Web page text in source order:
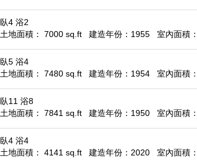
臥4 浴2
土地面積： 7000 sq.ft
建造年份：1955 室內面積
臥5 浴4
土地面積： 7480 sq.ft
建造年份：1954 室內面積
臥11 浴8
土地面積： 7841 sq.ft
建造年份：1950 室內面積
臥4 浴4
土地面積： 4141 sq.ft
建造年份：2020 室內面積